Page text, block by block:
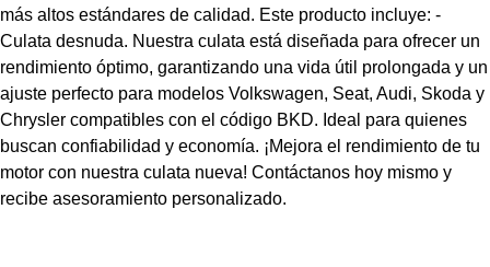
más altos estándares de calidad. Este producto incluye: -
Culata desnuda. Nuestra culata está diseñada para ofrecer un
rendimiento óptimo, garantizando una vida útil prolongada y un
ajuste perfecto para modelos Volkswagen, Seat, Audi, Skoda y
Chrysler compatibles con el código BKD. Ideal para quienes
buscan confiabilidad y economía. ¡Mejora el rendimiento de tu
motor con nuestra culata nueva! Contáctanos hoy mismo y
recibe asesoramiento personalizado.